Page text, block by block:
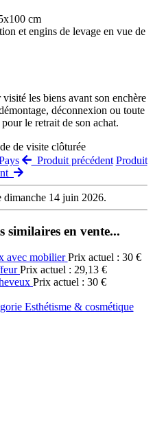
cm
et engins de levage en vue de
les biens avant son enchère
déconnexion ou toute
le retrait de son achat.
de visite clôturée
Produit précédent Produit
dimanche 14 juin 2026.
similaires en vente...
Prix actuel : 30 €
Prix actuel : 29,13 €
Prix actuel : 30 €
Esthétisme & cosmétique